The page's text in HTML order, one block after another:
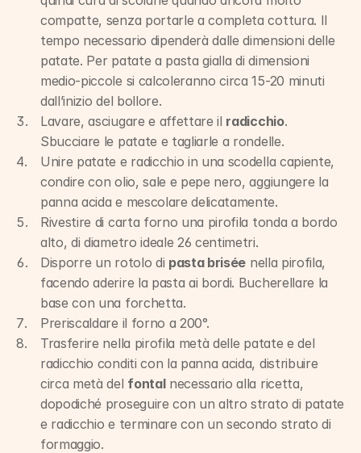
compatte, senza portarle a completa cottura. Il
tempo necessario dipenderà dalle dimensioni delle
patate. Per patate a pasta gialla di dimensioni
medio-piccole si calcoleranno circa 15-20 minuti
dall’inizio del bollore.
Lavare, asciugare e affettare il radicchio.
Sbucciare le patate e tagliarle a rondelle.
Unire patate e radicchio in una scodella capiente,
condire con olio, sale e pepe nero, aggiungere la
panna acida e mescolare delicatamente.
Rivestire di carta forno una pirofila tonda a bordo
alto, di diametro ideale 26 centimetri.
Disporre un rotolo di pasta brisée nella pirofila,
facendo aderire la pasta ai bordi. Bucherellare la
base con una forchetta.
Preriscaldare il forno a 200°.
Trasferire nella pirofila metà delle patate e del
radicchio conditi con la panna acida, distribuire
circa metà del fontal necessario alla ricetta,
dopodiché proseguire con un altro strato di patate
e radicchio e terminare con un secondo strato di
formaggio.